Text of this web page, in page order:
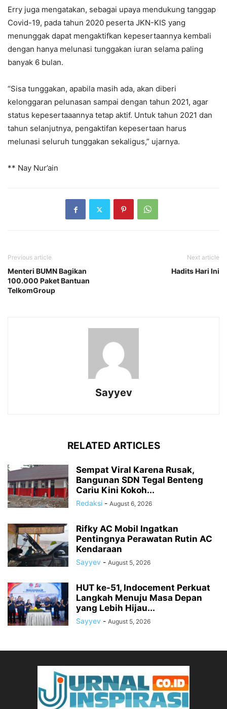
Erry juga mengatakan, sebagai upaya mendukung tanggap
Covid-19, pada tahun 2020 peserta JKN-KIS yang
menunggak dapat mengaktifkan kepesertaannya kembali
dengan hanya melunasi tunggakan iuran selama paling
banyak 6 bulan.
“Sisa tunggakan, apabila masih ada, akan diberi
kelonggaran pelunasan sampai dengan tahun 2021, agar
status kepesertaaannya tetap aktif. Untuk tahun 2021 dan
tahun selanjutnya, pengaktifan kepesertaan harus
melunasi seluruh tunggakan sekaligus,” ujarnya.
** Nay Nur’ain
Previous article
Menteri BUMN Bagikan
100.000 Paket Bantuan
TelkomGroup
Next article
Hadits Hari Ini
Sayyev
RELATED ARTICLES
Sempat Viral Karena Rusak,
Bangunan SDN Tegal Benteng
Cariu Kini Kokoh...
Redaksi - August 6, 2026
Rifky AC Mobil Ingatkan
Pentingnya Perawatan Rutin AC
Kendaraan
Sayyev - August 5, 2026
HUT ke-51, Indocement Perkuat
Langkah Menuju Masa Depan
yang Lebih Hijau...
Sayyev - August 5, 2026